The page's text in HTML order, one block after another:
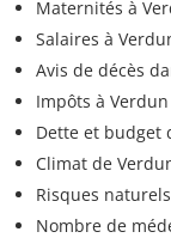
Maternités à
Salaires à
Avis de décès
Impôts à Verdun
Dette et budget
Climat de
Risques
Nombre de